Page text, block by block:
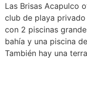
Las Brisas Acapulco
club de playa
con 2 piscinas
bahía y una piscina
También hay una